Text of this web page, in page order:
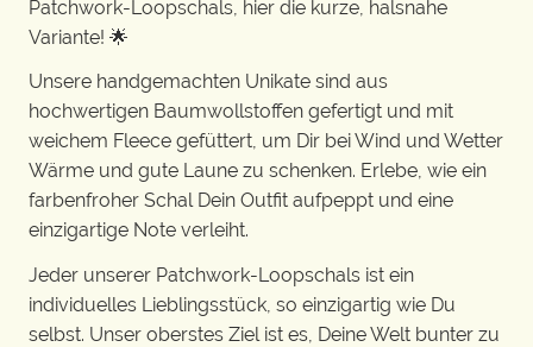
Patchwork-Loopschals, hier die kurze, halsnahe
Variante! 🌟
Unsere handgemachten Unikate sind aus
hochwertigen Baumwollstoffen gefertigt und mit
weichem Fleece gefüttert, um Dir bei Wind und Wetter
Wärme und gute Laune zu schenken. Erlebe, wie ein
farbenfroher Schal Dein Outfit aufpeppt und eine
einzigartige Note verleiht.
Jeder unserer Patchwork-Loopschals ist ein
individuelles Lieblingsstück, so einzigartig wie Du
selbst. Unser oberstes Ziel ist es, Deine Welt bunter zu